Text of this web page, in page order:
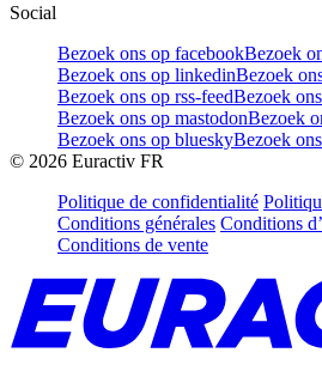
Social
Bezoek ons op facebookBezoek
Bezoek ons op linkedinBezoek
Bezoek ons op rss-feedBezoek
Bezoek ons op mastodonBezoek
Bezoek ons op blueskyBezoek
© 2026 Euractiv FR
Politique de confidentialité
Conditions générales Conditions
Conditions de vente